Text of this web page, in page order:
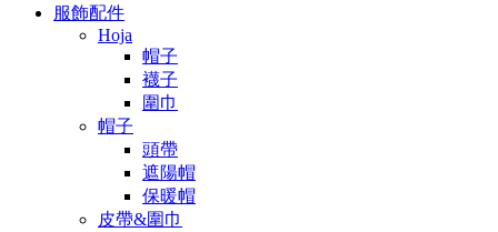
服飾配件
Hoja
帽子
襪子
圍巾
帽子
頭帶
遮陽帽
保暖帽
皮帶&圍巾